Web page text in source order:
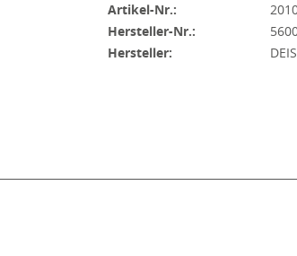
Artikel-Nr.:
Hersteller-Nr.:
Hersteller: